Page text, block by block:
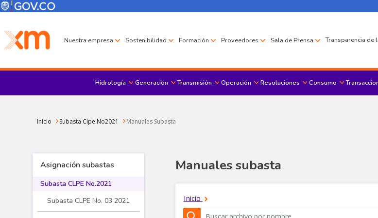
Pasar al contenido principal
Menú Corporativo
Menú de encabezado
Nuestra empresa Sostenibilidad Formación Proveedores Sala de Prensa Transparencia de
Hidrología Generación Transmisión Operación Resoluciones Consumo
Sobrescribir enlaces de ayuda a la navegación
Inicio Subasta Clpe No2021 Manuales Subasta
Asignación subastas
Subasta CLPE No.2021
Subasta CLPE No. 03 2021
Manuales subasta